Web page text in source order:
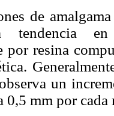
de
tendencia
por resina
un
0,5 mm por